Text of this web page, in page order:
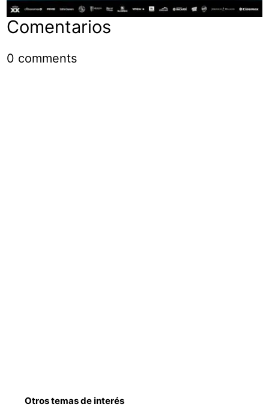
Comentarios
0 comments
Otros temas de interés